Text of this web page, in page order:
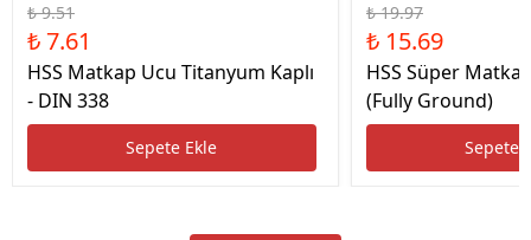
₺ 9.51
₺ 7.61
HSS Matkap Ucu Titanyum Kaplı
- DIN 338
Sepete Ekle
₺ 19.97
₺ 15.69
HSS Süper
(Fully Ground)
Sepete